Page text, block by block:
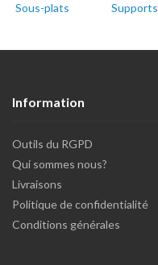
Sous-plats Supports
Information
Outils du RGPD
Qui sommes nous?
Livraisons
Politique de confidentialité
Conditions générales